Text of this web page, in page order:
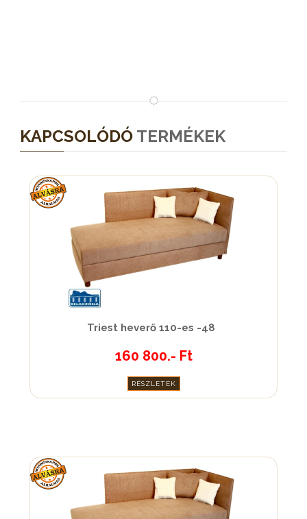
KAPCSOLÓDÓ TERMÉKEK
Triest heverő 110-es -48
160 800.- Ft
RÉSZLETEK